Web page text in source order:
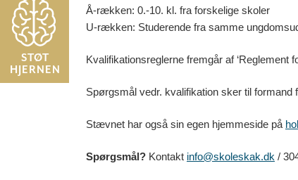
STØT
HJERNEN
Å-rækken: 0.-10. kl. fra forskelige skoler
U-rækken: Studerende fra samme
Kvalifikationsreglerne fremgår af ‘Reglement
Spørgsmål vedr. kvalifikation sker til formand
Stævnet har også sin egen hjemmeside på
Spørgsmål? Kontakt info@skoleskak.dk /